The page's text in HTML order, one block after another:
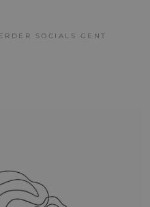
SOCIALS GENT